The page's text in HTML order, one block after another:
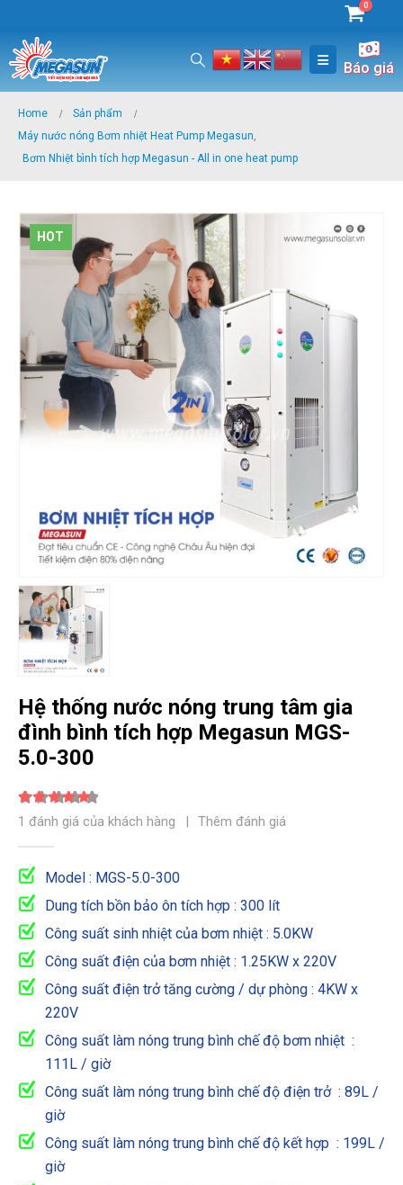
0
Báo giá
Home
Sản phẩm
Máy nước nóng Bơm nhiệt Heat Pump Megasun,
Bơm Nhiệt bình tích hợp Megasun - All in one heat pump
HOT
Hệ thống nước nóng trung tâm gia
đình bình tích hợp Megasun MGS-
5.0-300
5.00out of 5
1 đánh giá của khách hàng | Thêm đánh giá
Model : MGS-5.0-300
Dung tích bồn bảo ôn tích hợp : 300 lít
Công suất sinh nhiệt của bơm nhiệt : 5.0KW
Công suất điện của bơm nhiệt : 1.25KW x 220V
Công suất điện trở tăng cường / dự phòng : 4KW x
220V
Công suất làm nóng trung bình chế độ bơm nhiệt :
111L / giờ
Công suất làm nóng trung bình chế độ điện trở : 89L /
giờ
Công suất làm nóng trung bình chế độ kết hợp : 199L /
giờ